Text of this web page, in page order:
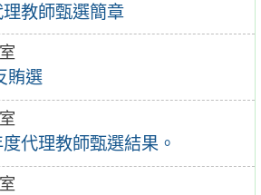
教師甄選簡章
賄選
代理教師甄選結果。